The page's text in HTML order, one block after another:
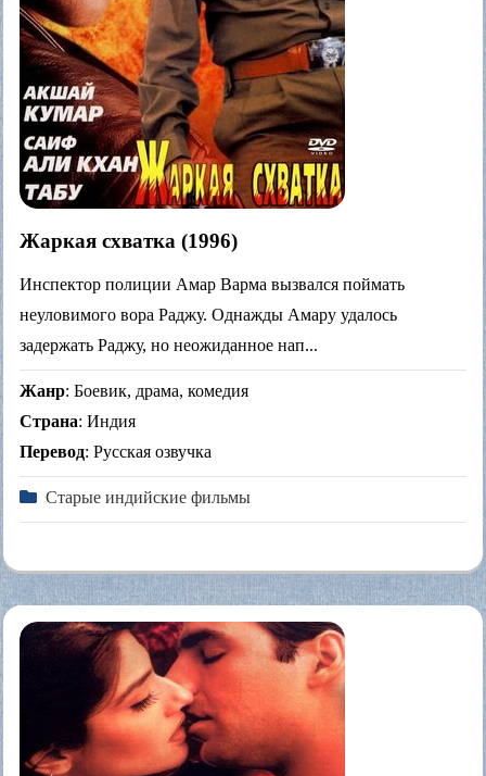
Жаркая схватка (1996)
Инспектор полиции Амар Варма вызвался поймать
неуловимого вора Раджу. Однажды Амару удалось
задержать Раджу, но неожиданное нап...
Жанр: Боевик, драма, комедия
Страна: Индия
Перевод: Русская озвучка
Старые индийские фильмы